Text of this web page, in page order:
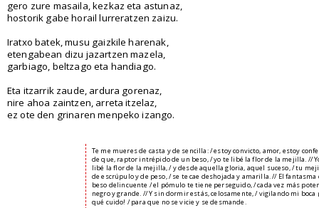
gero zure masaila, kezkaz eta astunaz,
hostorik gabe horail lurreratzen zaizu.
Iratxo batek, musu gaizkile harenak,
etengabean dizu jazartzen mazela,
garbiago, beltzago eta handiago.
Eta itzarrik zaude, ardura gorenaz,
nire ahoa zaintzen, arreta itzelaz,
ez ote den grinaren menpeko izango.
Te me mueres de casta y de sencilla: / estoy convicto, amor, estoy
de que, raptor intrépido de un beso, / yo te libé la flor de la mejilla. //
libé la flor de la mejilla, / y desde aquella gloria, aquel suceso, / tu
de escrúpulo y de peso, / se te cae deshojada y amarilla. // El fantasma
beso delincuente / el pómulo te tiene perseguido, / cada vez más
negro y grande. // Y sin dormir estás, celosamente, / vigilando mi boca
qué cuido! / para que no se vicie y se desmande.